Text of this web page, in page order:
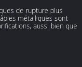
de rupture plus
métalliques sont
aussi bien que